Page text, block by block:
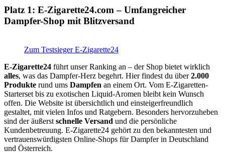
Platz 1: E-Zigarette24.com – Umfangreicher
Dampfer-Shop mit Blitzversand
Zum Testsieger E-Zigarette24
E-Zigarette24 führt unser Ranking an – der Shop bietet wirklich
alles, was das Dampfer-Herz begehrt. Hier findest du über2.000
Produkte rund ums Dampfen an einem Ort. Vom E-Zigaretten-
Starterset bis zu exotischen Liquid-Aromen bleibt kein Wunsch
offen. Die Website ist übersichtlich und einsteigerfreundlich
gestaltet, mit vielen Infos und Ratgebern. Besonders hervorzuheben
sind der äußerst schnelle Versand und die persönliche
Kundenbetreuung. E-Zigarette24 gehört zu den bekanntesten und
vertrauenswürdigsten Online-Shops für Dampfer in Deutschland
und Österreich.